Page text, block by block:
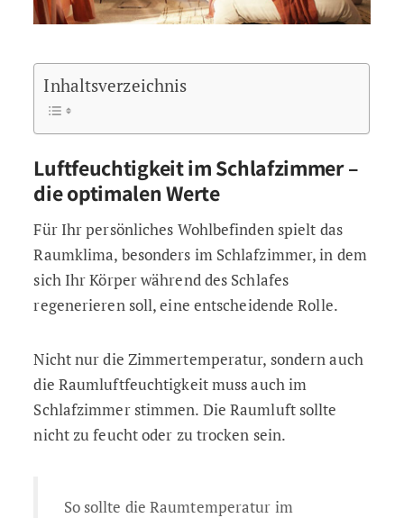
Inhaltsverzeichnis
Luftfeuchtigkeit im Schlafzimmer –
die optimalen Werte
Für Ihr persönliches Wohlbefinden spielt das
Raumklima, besonders im Schlafzimmer, in dem
sich Ihr Körper während des Schlafes
regenerieren soll, eine entscheidende Rolle.
Nicht nur die Zimmertemperatur, sondern auch
die Raumluftfeuchtigkeit muss auch im
Schlafzimmer stimmen. Die Raumluft sollte
nicht zu feucht oder zu trocken sein.
So sollte die Raumtemperatur im